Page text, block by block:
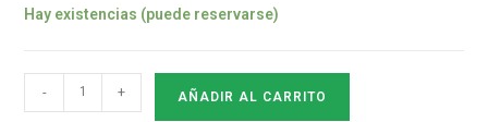
Hay existencias (puede reservarse)
CREPERA
ELECTRICA
- + AÑADIR AL CARRITO